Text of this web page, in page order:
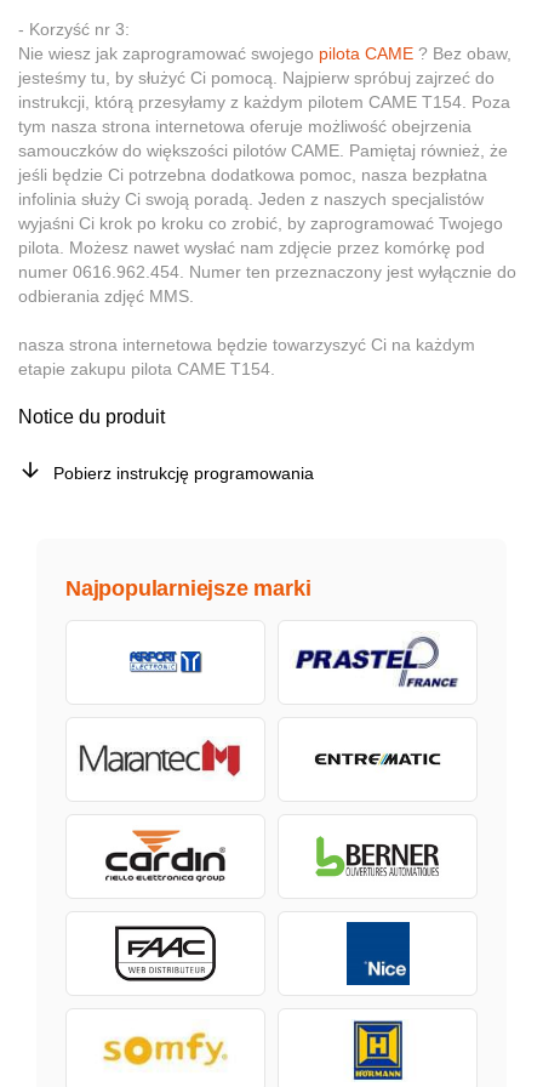
- Korzyść nr 3:
Nie wiesz jak zaprogramować swojego pilota CAME ? Bez obaw,
jesteśmy tu, by służyć Ci pomocą. Najpierw spróbuj zajrzeć do
instrukcji, którą przesyłamy z każdym pilotem CAME T154. Poza
tym nasza strona internetowa oferuje możliwość obejrzenia
samouczków do większości pilotów CAME. Pamiętaj również, że
jeśli będzie Ci potrzebna dodatkowa pomoc, nasza bezpłatna
infolinia służy Ci swoją poradą. Jeden z naszych specjalistów
wyjaśni Ci krok po kroku co zrobić, by zaprogramować Twojego
pilota. Możesz nawet wysłać nam zdjęcie przez komórkę pod
numer 0616.962.454. Numer ten przeznaczony jest wyłącznie do
odbierania zdjęć MMS.
nasza strona internetowa będzie towarzyszyć Ci na każdym
etapie zakupu pilota CAME T154.
Notice du produit
Pobierz instrukcję programowania
Najpopularniejsze marki